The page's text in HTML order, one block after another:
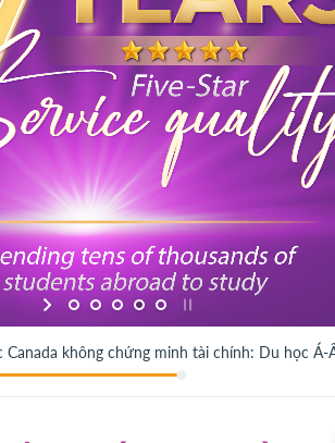
không chứng minh tài chính: Du học